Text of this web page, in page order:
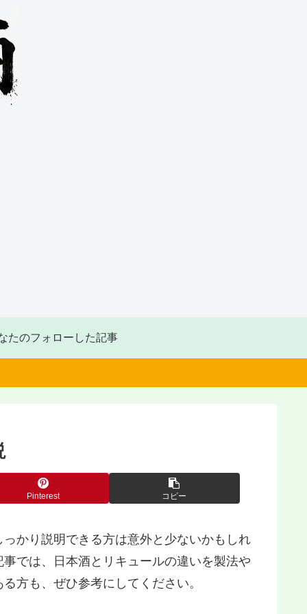
たのフォローした記事
Pinterest コピー
かり説明できる方は意外と少ないかもしれ
では、日本酒とリキュールの違いを製法や
方も、ぜひ参考にしてください。